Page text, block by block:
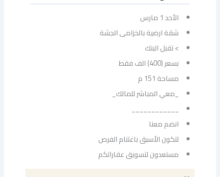
الأحد 1 مارس
شقة ارضية بالخزامى الجشة
> تقبل البنك
بسعر (400) الف فقط
مساحة 151 م
_معي المباشر للمالك_
____________
انضم معنا
لتكون الأسبق باغتنام الفرص
مستعدون لتسويق عقاراتكم